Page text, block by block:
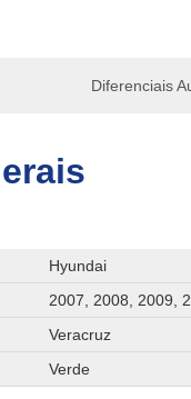
Diferenciais
Hyundai
2007, 2008, 2009,
Veracruz
Verde